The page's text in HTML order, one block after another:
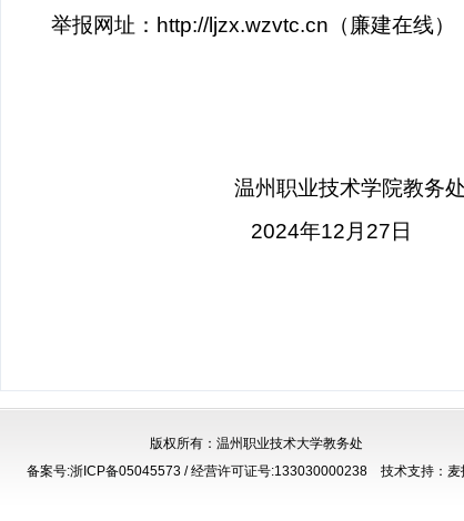
举报网址： http://ljzx.wzvtc.cn （廉建在线）
温州职业技术学院教务处
2024年12 月 27 日
版权所有：温州职业技术大学教务处
备案号:浙ICP备05045573 / 经营许可证号:133030000238 技术支持： 麦